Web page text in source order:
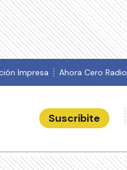
Impresa Ahora Cero Radio
Suscribite